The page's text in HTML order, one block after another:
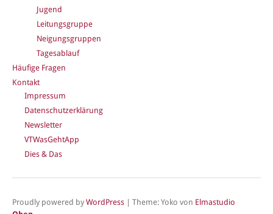
Jugend
Leitungsgruppe
Neigungsgruppen
Tagesablauf
Häufige Fragen
Kontakt
Impressum
Datenschutzerklärung
Newsletter
VTWasGehtApp
Dies & Das
Proudly powered by WordPress | Theme: Yoko von Elmastudio